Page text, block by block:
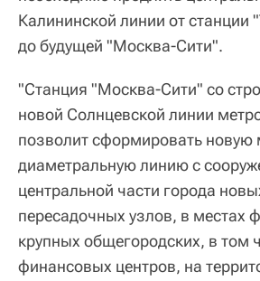
Калининской линии от станции
до будущей "Москва-Сити".
"Станция "Москва-Сити" со
новой Солнцевской линии
позволит сформировать
диаметральную линию с
центральной части города
пересадочных узлов, в местах
крупных общегородских, в том
финансовых центров, на